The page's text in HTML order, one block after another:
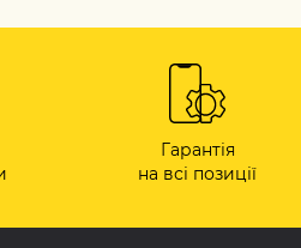
Гарантія
на всі позиції